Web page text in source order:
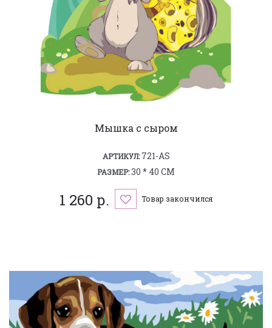
Мышка с сыром
АРТИКУЛ:721-AS
РАЗМЕР:30 * 40 СМ
1 260 р. Товар закончился